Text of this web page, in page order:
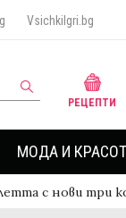
VsichkiIgri.bg
РЕЦЕПТИ
МОДА И
с нови три